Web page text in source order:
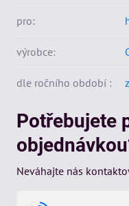
pro:
výrobce:
dle ročního období :
Potřebujete
Neváhajte nás